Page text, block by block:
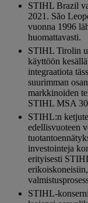
STIHL Brazil
2021. São
vuonna 1996
huomattavasti.
STIHL Tirolin
käyttöön
integraatiota
suurimman
markkinoiden
STIHL MSA
STIHL:n
edellisvuoteen
investointeja
erityisesti
STIHL-